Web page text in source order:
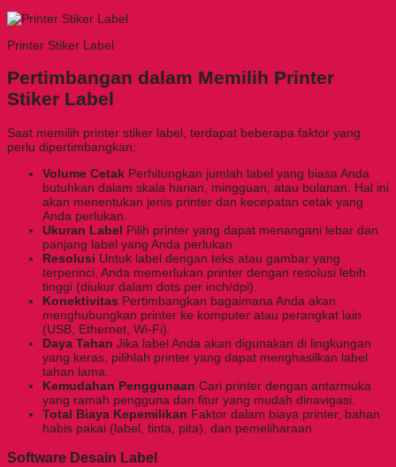
Printer Stiker Label
Pertimbangan dalam Memilih Printer
Stiker Label
Saat memilih printer stiker label, terdapat beberapa faktor yang
perlu dipertimbangkan:
Volume Cetak Perhitungkan jumlah label yang biasa Anda
butuhkan dalam skala harian, mingguan, atau bulanan. Hal ini
akan menentukan jenis printer dan kecepatan cetak yang
Anda perlukan.
Ukuran Label Pilih printer yang dapat menangani lebar dan
panjang label yang Anda perlukan.
Resolusi Untuk label dengan teks atau gambar yang
terperinci, Anda memerlukan printer dengan resolusi lebih
tinggi (diukur dalam dots per inch/dpi).
Konektivitas Pertimbangkan bagaimana Anda akan
menghubungkan printer ke komputer atau perangkat lain
(USB, Ethernet, Wi-Fi).
Daya Tahan Jika label Anda akan digunakan di lingkungan
yang keras, pilihlah printer yang dapat menghasilkan label
tahan lama.
Kemudahan Penggunaan Cari printer dengan antarmuka
yang ramah pengguna dan fitur yang mudah dinavigasi.
Total Biaya Kepemilikan Faktor dalam biaya printer, bahan
habis pakai (label, tinta, pita), dan pemeliharaan.
Software Desain Label